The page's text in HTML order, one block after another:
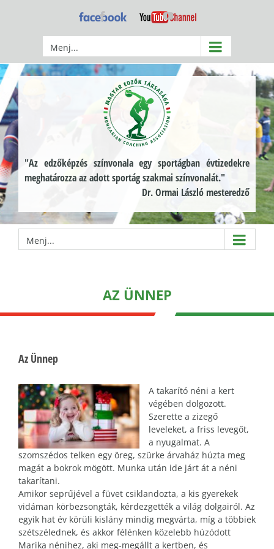
Facebook YouTube
Menj...
"Az edzőképzés színvonala egy sportágban évtizedekre
meghatározza az adott sportág szakmai színvonalát."
Dr. Ormai László mesteredző
Menj...
AZ ÜNNEP
Az Ünnep
A takarító néni a kert
végében dolgozott.
Szerette a zizegő
leveleket, a friss levegőt,
a nyugalmat. A
szomszédos telken egy öreg, szürke árvaház húzta meg
magát a bokrok mögött. Munka után ide járt át a néni
takarítani.
Amikor seprűjével a füvet csiklandozta, a kis gyerekek
vidáman körbezsongták, kérdezgették a világ dolgairól. Az
egyik hat év körüli kislány mindig megvárta, míg a többiek
szétszélednek, és akkor félénken közelebb húzódott
Marika nénihez, aki meg-megállt a kertben, és